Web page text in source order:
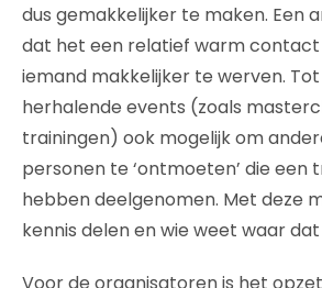
dus gemakkelijker te maken. Een
dat het een relatief warm contact
iemand makkelijker te werven.
herhalende events (zoals
trainingen) ook mogelijk om
personen te ‘ontmoeten’ die een
hebben deelgenomen. Met deze
kennis delen en wie weet waar
Voor de organisatoren is het